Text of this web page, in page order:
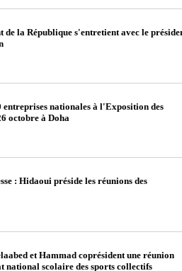
la République s'entretient avec le
nationales à l'Exposition des
octobre à Doha
: Hidaoui préside les réunions des
et Hammad coprésident une réunion
national scolaire des sports collectifs